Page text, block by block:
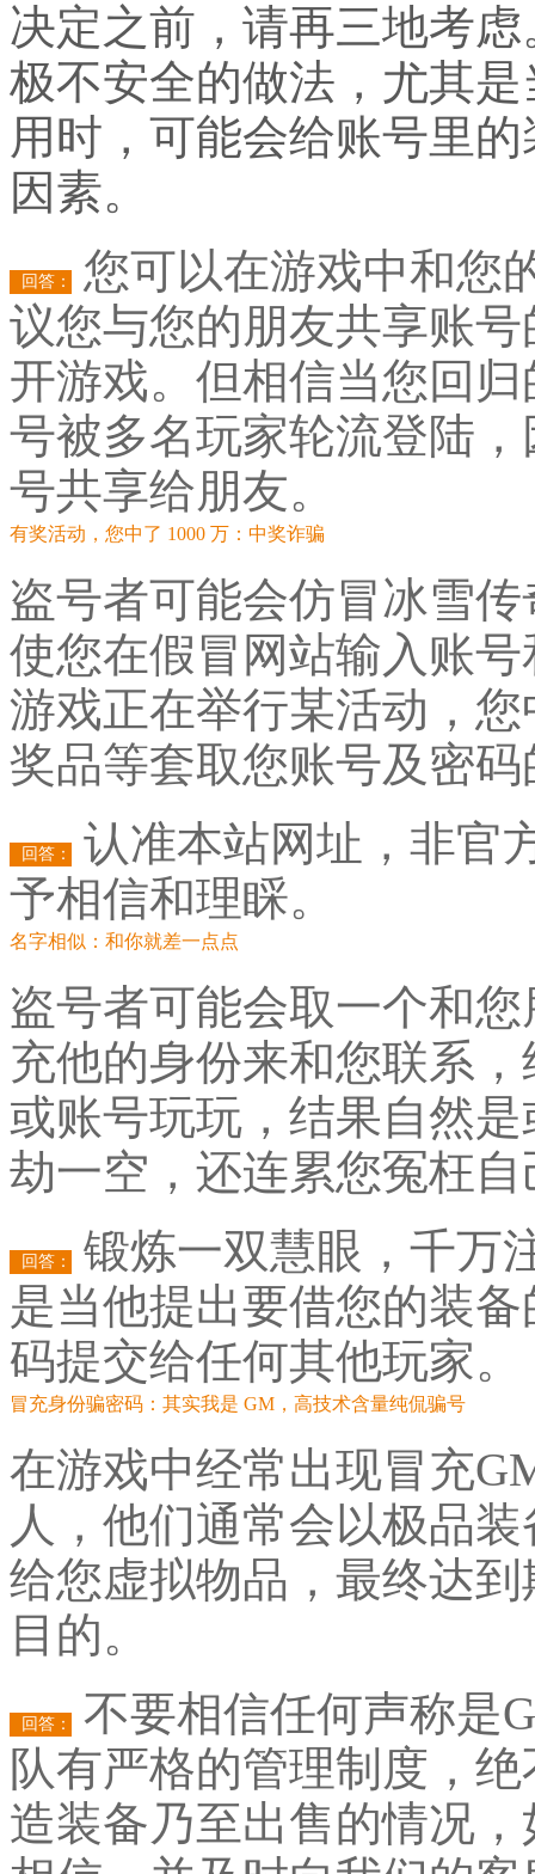
决定之前，请再三地考
极不安全的做法，尤其
用时，可能会给账号里
因素。
回答：
您可以在游戏中和您
议您与您的朋友共享账
开游戏。但相信当您回
号被多名玩家轮流登陆
号共享给朋友。
有奖活动，您中了 1000 万：中奖诈骗
盗号者可能会仿冒冰雪
使您在假冒网站输入账
游戏正在举行某活动，
奖品等套取您账号及密
回答：
认准本站网址，非官
予相信和理睬。
名字相似：和你就差一点点
盗号者可能会取一个和
充他的身份来和您联系
或账号玩玩，结果自然
劫一空，还连累您冤枉
回答：
锻炼一双慧眼，千万
是当他提出要借您的装
码提交给任何其他玩家。
冒充身份骗密码：其实我是 GM，高技术含量纯侃骗号
在游戏中经常出现冒充
人，他们通常会以极品
给您虚拟物品，最终达
目的。
回答：
不要相信任何声称是
队有严格的管理制度，
造装备乃至出售的情况